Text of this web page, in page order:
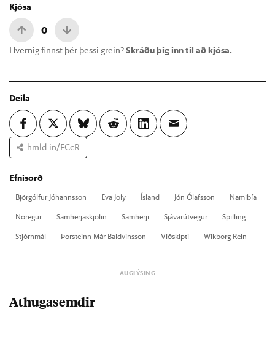
Kjósa
0
Hvernig finnst þér þessi grein?Skráðu þig inn til að kjósa.
Deila
hmld.in/FCcR
Efnisorð
Björgólf­ur Jó­hanns­son Eva Joly Ís­land Jón Ólafs­son
Namibía
Nor­eg­ur
Sam­herja­skjöl­in Sam­herji Sjáv­ar­út­veg­ur
Spill­ing
Stjórn­mál
Þor­steinn Már Bald­vins­son Við­skipti Wik­borg Rein
Athugasemdir